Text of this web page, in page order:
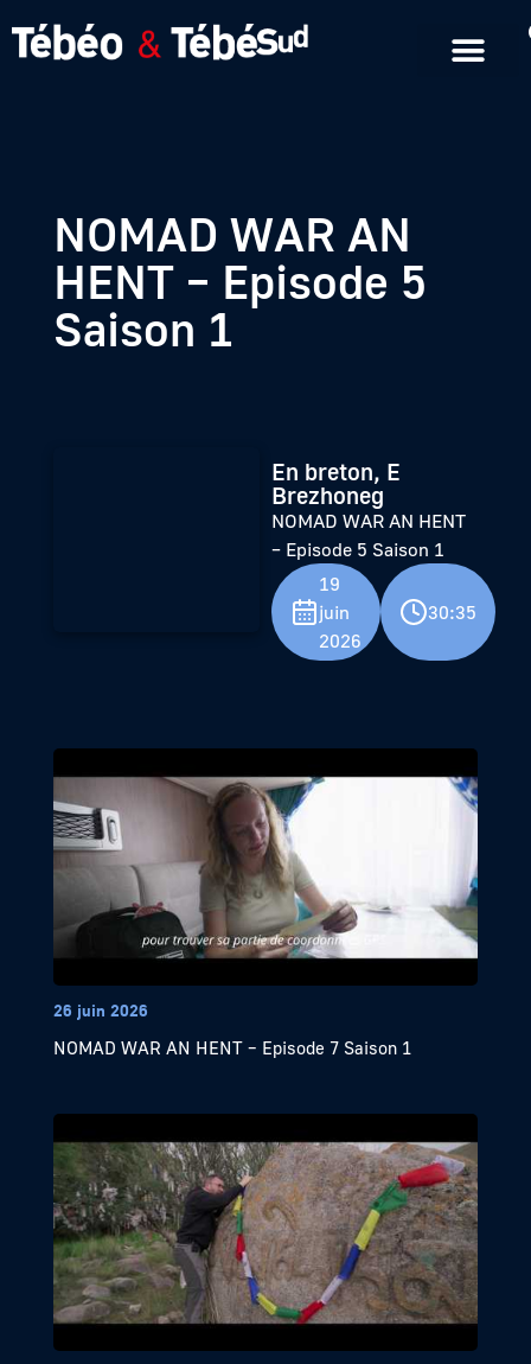
NOMAD WAR AN
HENT – Episode 5
Saison 1
En breton, E
Brezhoneg
NOMAD WAR AN HENT
– Episode 5 Saison 1
19
juin
2026
30:35
26 juin 2026
NOMAD WAR AN HENT – Episode 7 Saison 1